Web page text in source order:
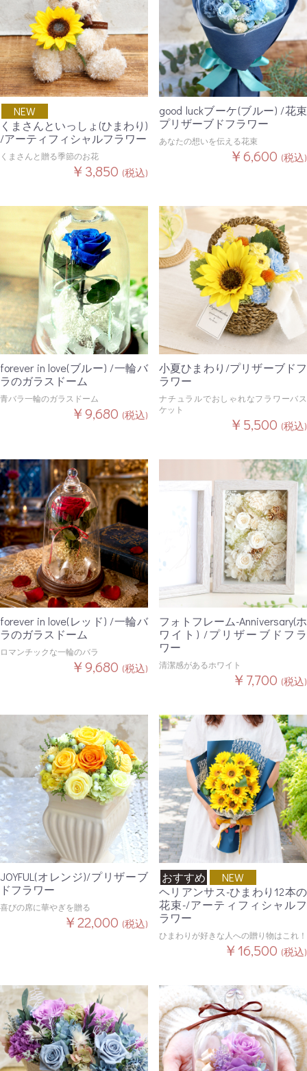
NEW
くまさんといっしょ(ひまわり)
/アーティフィシャルフラワー
くまさんと贈る季節のお花
￥3,850 (税込)
good luckブーケ(ブルー) /花束
プリザーブドフラワー
あなたの想いを伝える花束
￥6,600 (税込)
forever in love(ブルー) /一輪バ
ラのガラスドーム
青バラ一輪のガラスドーム
￥9,680 (税込)
小夏ひまわり/プリザーブドフ
ラワー
ナチュラルでおしゃれなフラワーバス
ケット
￥5,500 (税込)
forever in love(レッド) /一輪バ
ラのガラスドーム
ロマンチックな一輪のバラ
￥9,680 (税込)
フォトフレーム-Anniversary(ホ
ワイト) /プリザーブドフラ
ワー
清潔感があるホワイト
￥7,700 (税込)
JOYFUL(オレンジ)/プリザーブ
ドフラワー
喜びの席に華やぎを贈る
￥22,000 (税込)
おすすめ
NEW
ヘリアンサス-ひまわり12本の
花束-/アーティフィシャルフ
ラワー
ひまわりが好きな人への贈り物はこれ！
￥16,500 (税込)